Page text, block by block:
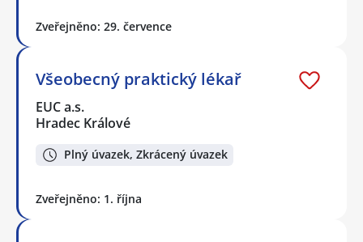
Zveřejněno: 29. července
Všeobecný praktický lékař
EUC a.s.
Hradec Králové
Plný úvazek, Zkrácený úvazek
Zveřejněno: 1. října